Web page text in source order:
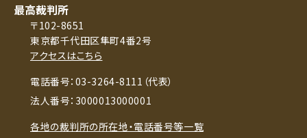
最高裁判所
〒102-8651
東京都千代田区隼町4番2号
アクセスはこちら
電話番号：03-3264-8111（代表）
法人番号：3000013000001
各地の裁判所の所在地・電話番号等一覧